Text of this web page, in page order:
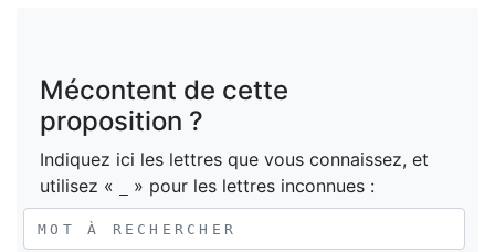
Mécontent de cette
proposition ?
Indiquez ici les lettres que vous connaissez, et
utilisez «
» pour les lettres inconnues :